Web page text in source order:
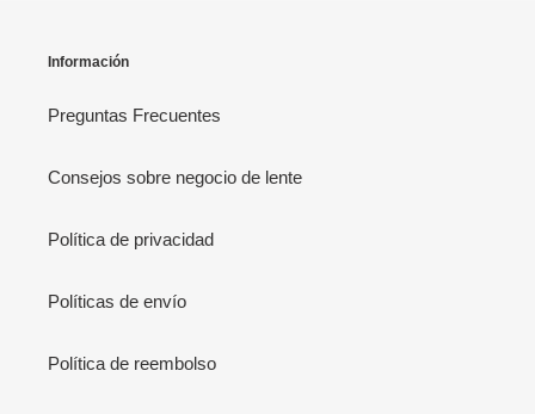
Información
Preguntas Frecuentes
Consejos sobre negocio de lente
Política de privacidad
Políticas de envío
Política de reembolso